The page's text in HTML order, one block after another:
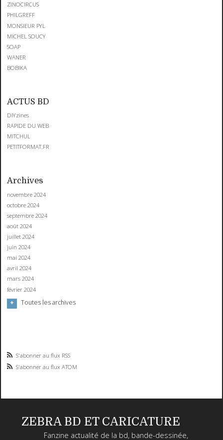
ZINOCIRCUS
PHILGREFF
MONSIEUR PYL
MICHEL SOUCY
SOAP
WANER
BOBIKA
ACTUS BD
DIYzines
RAPIDE DU WEB
MITCHUL
PETITFORMAT.FR
Archives
novembre 2024
octobre 2024
septembre 2024
août 2024
juillet 2024
juin 2024
mai 2024
avril 2024
mars 2024
février 2024
Toutes les archives
S'abonner au flux RSS
S'abonner au flux ATOM
ZEBRA BD ET CARICATURE
Fanzine actualité de la bd, bande-dessinée,